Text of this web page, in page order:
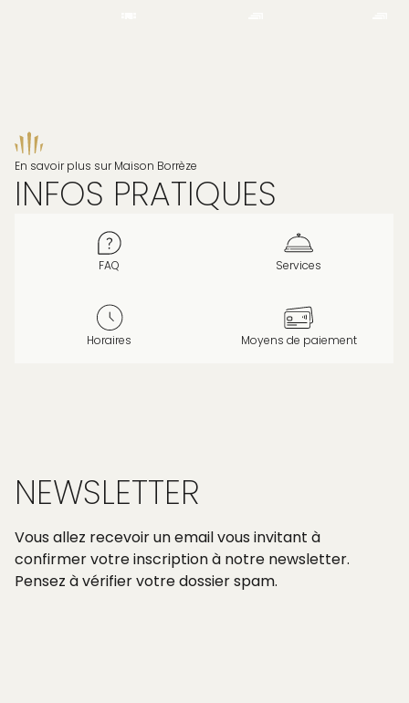
RÉSERVER
En savoir plus sur Maison Borrèze
INFOS PRATIQUES
FAQ Services
Horaires Moyens de paiement
NEWSLETTER
Vous allez recevoir un email vous invitant à
confirmer votre inscription à notre newsletter.
Pensez à vérifier votre dossier spam.